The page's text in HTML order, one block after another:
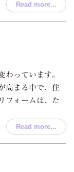
Read more...
わっています。
高まる中で、住
フォームは、た
Read more...